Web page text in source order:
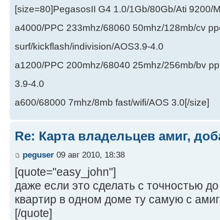
[size=80]PegasosII G4 1.0/1Gb/80Gb/Ati 9200/
a4000/PPC 233mhz/68060 50mhz/128mb/cv
surf/kickflash/indivision/AOS3.9-4.0
a1200/PPC 200mhz/68040 25mhz/256mb/bv
3.9-4.0
a600/68000 7mhz/8mb fast/wifi/AOS 3.0[/size]
Re: Карта владельцев амиг,
peguser 09 авг 2010, 18:38
[quote="easy_john"]
даже если это сделать с точностью
квартир в одном доме ту самую с
[/quote]